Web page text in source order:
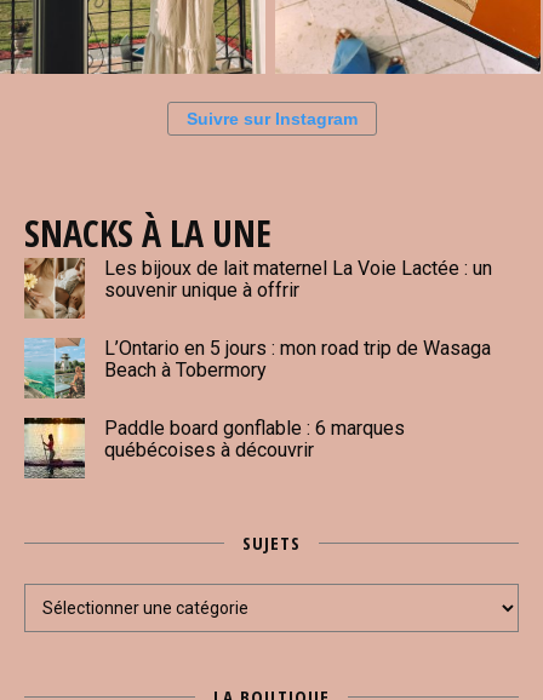
Suivre sur Instagram
SNACKS À LA UNE
Les bijoux de lait maternel La Voie Lactée : un
souvenir unique à offrir
L’Ontario en 5 jours : mon road trip de Wasaga
Beach à Tobermory
Paddle board gonflable : 6 marques
québécoises à découvrir
SUJETS
Sujets